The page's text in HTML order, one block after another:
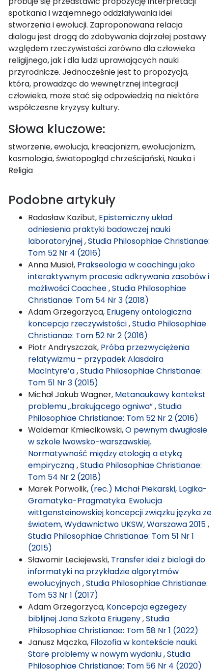
spotkania i wzajemnego oddziaływania idei
stworzenia i ewolucji. Zaproponowana relacja
dialogu jest drogą do zdobywania dojrzałej postawy
względem rzeczywistości zarówno dla człowieka
religijnego, jak i dla ludzi uprawiających nauki
przyrodnicze. Jednocześnie jest to propozycja,
która, prowadząc do wewnętrznej integracji
człowieka, może stać się odpowiedzią na niektóre
współczesne kryzysy kultury.
Słowa kluczowe:
stworzenie, ewolucja, kreacjonizm, ewolucjonizm,
kosmologia, światopogląd chrześcijański, Nauka i
Religia
Podobne artykuły
Radosław Kazibut, Epistemiczny układ
odniesienia praktyki badawczej nauki
laboratoryjnej,Studia Philosophiae Christianae:
Tom 52 Nr 4 (2016)
Anna Musioł, Prakseologia w coachingu jako
interaktywnym procesie odkrywania zasobów i
możliwości Coachee,Studia Philosophiae
Christianae: Tom 54 Nr 3 (2018)
Adam Grzegorzyca, Eriugeny ontologiczna
koncepcja rzeczywistości,Studia Philosophiae
Christianae: Tom 52 Nr 2 (2016)
Piotr Andryszczak, Próba przezwyciężenia
relatywizmu – przypadek Alasdaira
MacIntyre’a,Studia Philosophiae Christianae:
Tom 51 Nr 3 (2015)
Michał Jakub Wagner, Metanaukowy kontekst
problemu „brakującego ogniwa”,Studia
Philosophiae Christianae: Tom 52 Nr 2 (2016)
Waldemar Kmiecikowski,O pewnym dwugłosie
w szkole lwowsko-warszawskiej.
Normatywność między etologią a etyką
empiryczną ,Studia Philosophiae Christianae:
Tom 54 Nr 2 (2018)
Marek Porwolik, (rec.) Michał Piekarski, Logika-
Gramatyka-Pragmatyka. Ewolucja
wittgensteinowskiej koncepcji związku języka ze
światem, Wydawnictwo UKSW, Warszawa 2015,
Studia Philosophiae Christianae: Tom 51 Nr 1
(2015)
Sławomir Leciejewski, Transfer idei z biologii do
informatyki na przykładzie algorytmów
ewolucyjnych,Studia Philosophiae Christianae:
Tom 53 Nr 1 (2017)
Adam Grzegorzyca, Koncepcja egzegezy
biblijnej Jana Szkota Eriugeny,Studia
Philosophiae Christianae: Tom 58 Nr 1 (2022)
Janusz Mączka, Filozofia w kontekście nauki.
Stare problemy w nowym wydaniu,Studia
Philosophiae Christianae: Tom 56 Nr 4 (2020)